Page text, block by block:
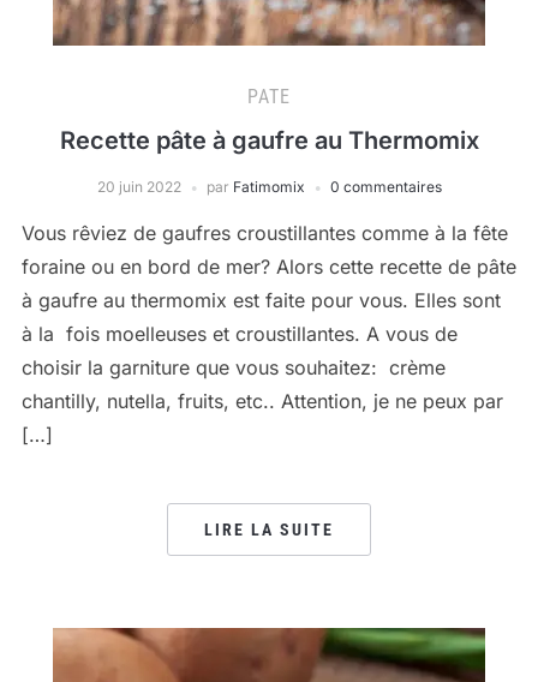
PATE
Recette pâte à gaufre au Thermomix
20 juin 2022 par Fatimomix 0 commentaires
Vous rêviez de gaufres croustillantes comme à la fête
foraine ou en bord de mer? Alors cette recette de pâte
à gaufre au thermomix est faite pour vous. Elles sont
à la fois moelleuses et croustillantes. A vous de
choisir la garniture que vous souhaitez: crème
chantilly, nutella, fruits, etc.. Attention, je ne peux par
[…]
LIRE LA SUITE